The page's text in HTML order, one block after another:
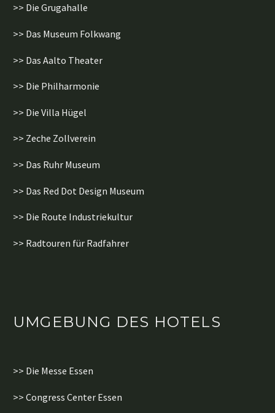
>> Die Grugahalle
>> Das Museum Folkwang
>> Das Aalto Theater
>> Die Philharmonie
>> Die Villa Hügel
>> Zeche Zollverein
>> Das Ruhr Museum
>> Das Red Dot Design Museum
>> Die Route Industriekultur
>> Radtouren für Radfahrer
UMGEBUNG DES HOTELS
>> Die Messe Essen
>> Congress Center Essen